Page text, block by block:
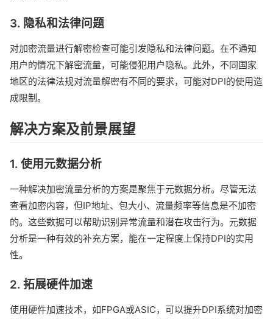
3. 隐私和法律问题
对加密流量进行解密检查可能引发隐私和法律问题。在不通知
用户的情况下解密流量，可能侵犯用户隐私。此外，不同国家
地区的法律法规对流量解密有不同的要求，可能对DPI的使用造
成限制。
解决方案及前景展望
1. 使用元数据分析
一种解决加密流量分析的方案是聚焦于元数据分析。尽管无法
查看加密内容，但IP地址、包大小、流量频率等信息是不加密
的。这些数据可以帮助识别异常流量和潜在攻击行为。元数据
分析是一种有效的补充方案，能在一定程度上保持DPI的实用
性。
2. 拓展硬件加速
使用硬件加速技术，如FPGA或ASIC，可以提升DPI系统对加密